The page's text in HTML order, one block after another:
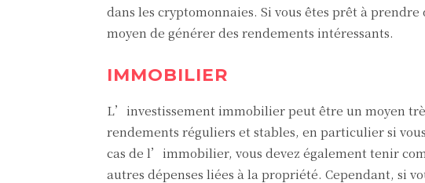
dans les cryptomonnaies. Si vous êtes prêt à
moyen de générer des rendements intéressants.
IMMOBILIER
L’investissement immobilier peut être un moyen
rendements réguliers et stables, en particulier si
cas de l’immobilier, vous devez également tenir
autres dépenses liées à la propriété. Cependant, si